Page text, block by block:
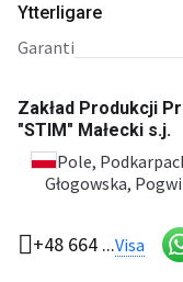
Ytterligare
garanti
Zakład Produkcji
"STIM" Małecki s.j.
Pole,
Głogowska,
+48 664 ...Visa